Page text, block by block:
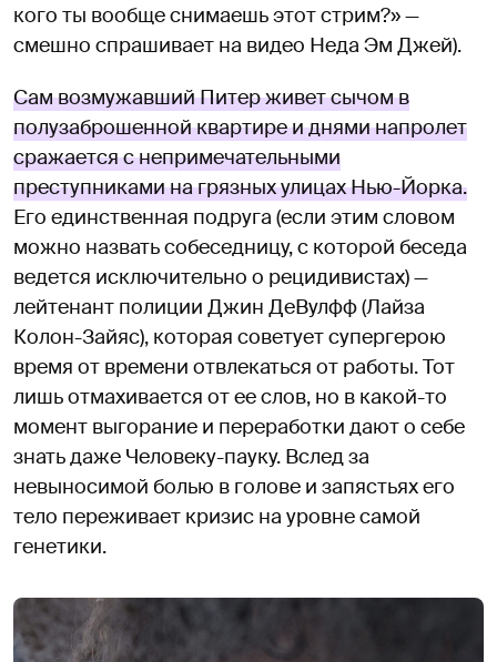
кого ты вообще снимаешь этот стрим?» —
смешно спрашивает на видео Неда Эм Джей).
Сам возмужавший Питер живет сычом в
полузаброшенной квартире и днями напролет
сражается с непримечательными
преступниками на грязных улицах Нью-Йорка.
Его единственная подруга (если этим словом
можно назвать собеседницу, с которой беседа
ведется исключительно о рецидивистах) —
лейтенант полиции Джин ДеВулфф (Лайза
Колон-Зайяс), которая советует супергерою
время от времени отвлекаться от работы. Тот
лишь отмахивается от ее слов, но в какой-то
момент выгорание и переработки дают о себе
знать даже Человеку-пауку. Вслед за
невыносимой болью в голове и запястьях его
тело переживает кризис на уровне самой
генетики.